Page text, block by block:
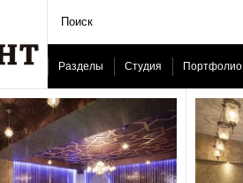
Разделы Студия Портфолио